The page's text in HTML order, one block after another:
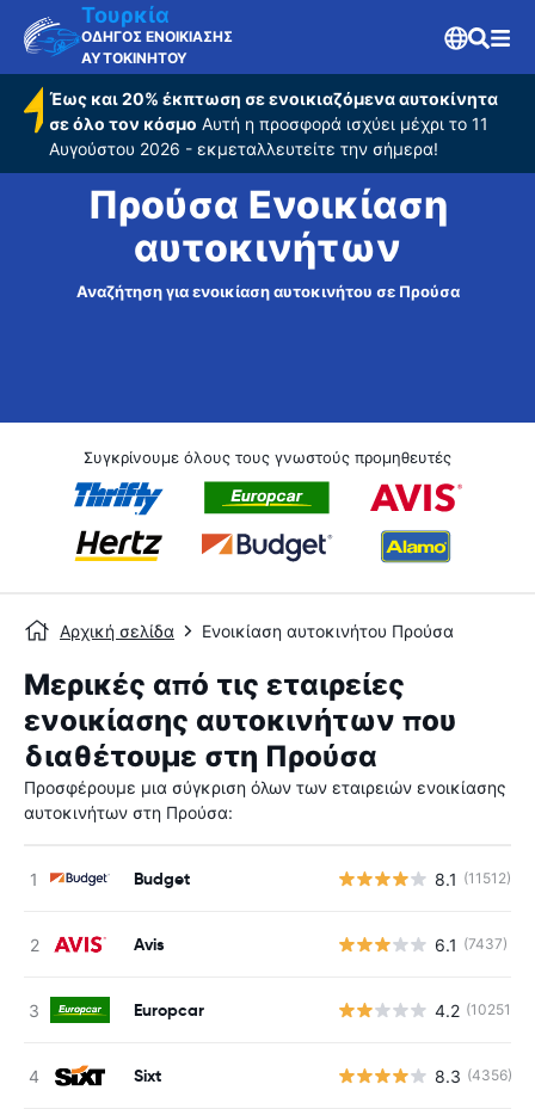
Τουρκία
ΟΔΗΓΟΣ ΕΝΟΙΚΙΑΣΗΣ
ΑΥΤΟΚΙΝΗΤΟΥ
Έως και 20% έκπτωση σε ενοικιαζόμενα αυτοκίνητα
σε όλο τον κόσμο Αυτή η προσφορά ισχύει μέχρι το 11
Αυγούστου 2026 - εκμεταλλευτείτε την σήμερα!
Προύσα Ενοικίαση
αυτοκινήτων
Αναζήτηση για ενοικίαση αυτοκινήτου σε Προύσα
Συγκρίνουμε όλους τους γνωστούς προμηθευτές
Αρχική σελίδα Ενοικίαση αυτοκινήτου Προύσα
Μερικές από τις εταιρείες
ενοικίασης αυτοκινήτων που
διαθέτουμε στη Προύσα
Προσφέρουμε μια σύγκριση όλων των εταιρειών ενοικίασης
αυτοκινήτων στη Προύσα:
Budget 8.1 (11512)
Avis 6.1 (7437)
Europcar 4.2 (10251)
Sixt 8.3 (4356)